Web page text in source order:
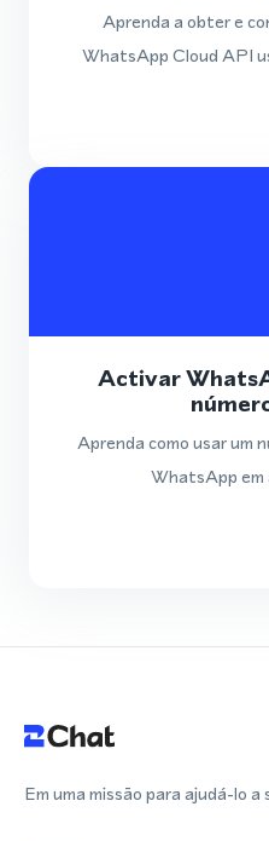
Aprenda a obter e
WhatsApp Cloud API
Activar
Aprenda como usar um
WhatsApp em
Em uma missão para ajudá-lo